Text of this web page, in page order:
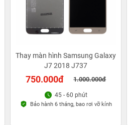
Thay màn hình Samsung Galaxy
J7 2018 J737
750.000đ 1.000.000đ
45 - 60 phút
Bảo hành 6 tháng, bao rơi vỡ kính